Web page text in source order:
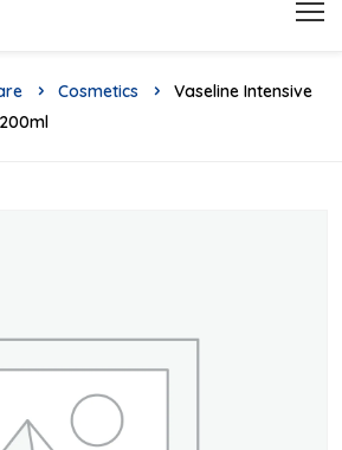
Cosmetics
Vaseline Intensive